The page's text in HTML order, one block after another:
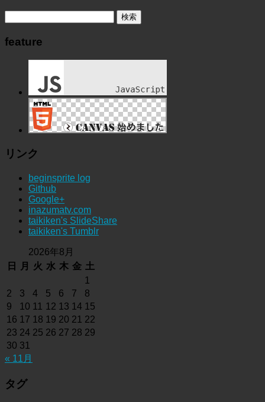
feature
リンク
beginsprite log
Github
Google+
inazumatv.com
taikiken's SlideShare
taikiken's Tumblr
2026年8月
日
月 火 水 木 金 土
1
2
3 4 5 6 7
8
9
10 11 12 13 14 15
16 17 18 19 20 21 22
23 24 25 26 27 28 29
30 31
« 11月
タグ